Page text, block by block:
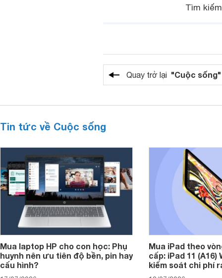
Tìm
Quay trở lại "Cuộc sống"
Tin tức về Cuộc sống
Mua laptop HP cho con học: Phụ
huynh nên ưu tiên độ bền, pin hay
cấu hình?
Mua iPad theo
cấp: iPad 11 (A16)
kiểm soát chi phí